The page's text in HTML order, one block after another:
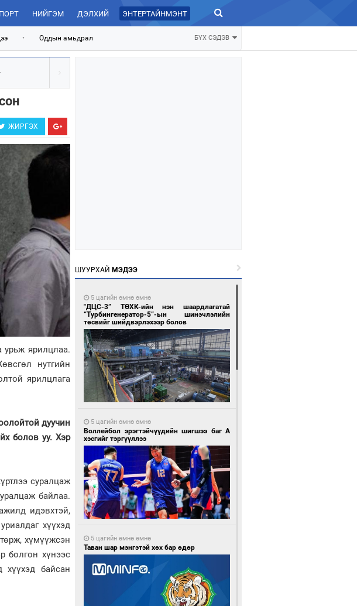
НИЙГЭМ ДЭЛХИЙ ЭНТЕРТАЙНМЭНТ ЗУРХАЙ
• Оддын амьдрал БҮХ СЭДЭВ
ЖИРГЭХ
урьж ярилцлаа.
нутгийн
ярилцлага
дуучин
болов уу. Хэр
суралцаж
байлаа.
идэвхтэй,
хүүхэд
хүмүүжсэн
болгон хүнээс
хүүхэд байсан
ШУУРХАЙ МЭДЭЭ
5 цагийн өмнө өмнө
"ДЦС-3” ТӨХК-ийн нэн шаардлагатай
“Турбингенератор-5”-ын шинэчлэлийн
төсвийг шийдвэрлэхээр болов
5 цагийн өмнө өмнө
Воллейбол эрэгтэйчүүдийн шигшээ баг А
хэсгийг тэргүүллээ
5 цагийн өмнө өмнө
Таван шар мэнгэтэй хөх бар өдөр